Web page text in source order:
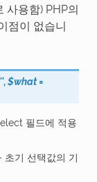
사용함) PHP의
점이 없습니
'',$what =
필드에 적용
초기 선택값의 기